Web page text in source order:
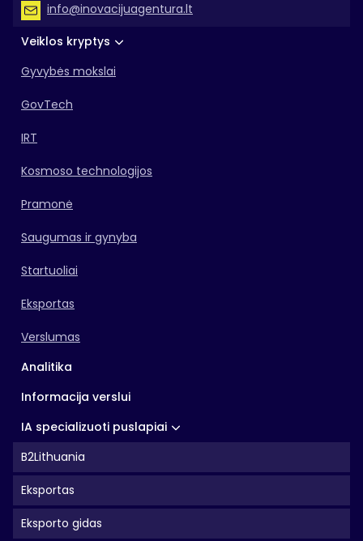
Veiklos kryptys
Gyvybės mokslai
GovTech
IRT
Kosmoso technologijos
Pramonė
Saugumas ir gynyba
Startuoliai
Eksportas
Verslumas
Analitika
Informacija verslui
IA specializuoti puslapiai
B2Lithuania
Eksportas
Eksporto gidas
info@inovacijuagentura.lt